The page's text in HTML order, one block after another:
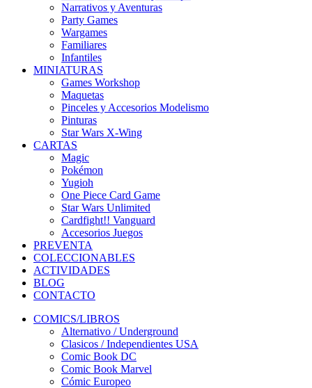
Narrativos y Aventuras
Party Games
Wargames
Familiares
Infantiles
MINIATURAS
Games Workshop
Maquetas
Pinceles y Accesorios Modelismo
Pinturas
Star Wars X-Wing
CARTAS
Magic
Pokémon
Yugioh
One Piece Card Game
Star Wars Unlimited
Cardfight!! Vanguard
Accesorios Juegos
PREVENTA
COLECCIONABLES
ACTIVIDADES
BLOG
CONTACTO
COMICS/LIBROS
Alternativo / Underground
Clasicos / Independientes USA
Comic Book DC
Comic Book Marvel
Cómic Europeo